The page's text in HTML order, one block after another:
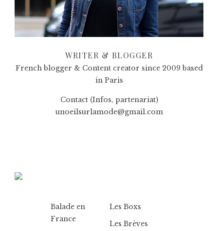
WRITER & BLOGGER
French blogger & Content creator since 2009 based
in Paris
Contact (Infos, partenariat)
unoeilsurlamode@gmail.com
Balade en
France
Les Boxs
Les Brèves